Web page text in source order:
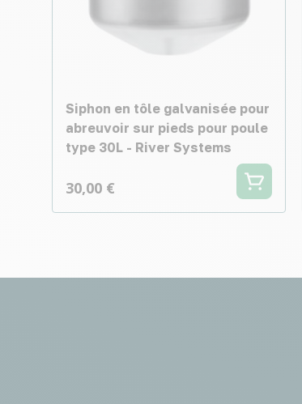
Siphon en tôle galvanisée pour
abreuvoir sur pieds pour poule
type 30L - River Systems
30,00 €